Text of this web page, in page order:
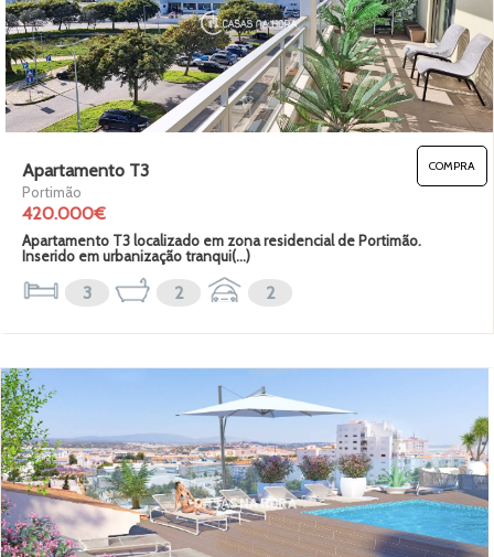
Apartamento T3
Portimão
COMPRA
420.000€
Apartamento T3 localizado em zona residencial de Portimão.
Inserido em urbanização tranqui(...)
3 2 2